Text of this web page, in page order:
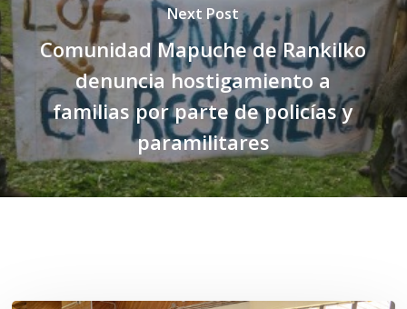
Next Post
Comunidad Mapuche de Rankilko
denuncia hostigamiento a
familias por parte de policías y
paramilitares